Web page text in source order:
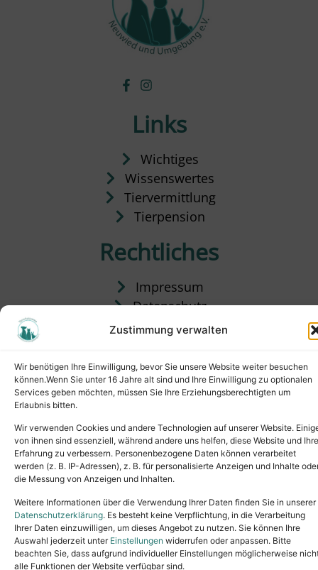
Zustimmung verwalten
Wir benötigen Ihre Einwilligung, bevor Sie unsere Website weiter besuchen
können.Wenn Sie unter 16 Jahre alt sind und Ihre Einwilligung zu optionalen
Services geben möchten, müssen Sie Ihre Erziehungsberechtigten um
Erlaubnis bitten.
Wir verwenden Cookies und andere Technologien auf unserer Website.
von ihnen sind essenziell, während andere uns helfen, diese Website und Ihre
Erfahrung zu verbessern. Personenbezogene Daten können verarbeitet
werden (z. B. IP-Adressen), z. B. für personalisierte Anzeigen und Inhalte
die Messung von Anzeigen und Inhalten.
Weitere Informationen über die Verwendung Ihrer Daten finden Sie in unserer
Datenschutzerklärung. Es besteht keine Verpflichtung, in die Verarbeitung
Ihrer Daten einzuwilligen, um dieses Angebot zu nutzen. Sie können Ihre
Auswahl jederzeit unter Einstellungen widerrufen oder anpassen. Bitte
beachten Sie, dass aufgrund individueller Einstellungen möglicherweise
alle Funktionen der Website verfügbar sind.
Links
Wichtiges
Wissenswertes
Tiervermittlung
Tierpension
Rechtliches
Impressum
Datenschutz
Satzung
Copyright © 2024. All rights reserved.
Tel.: (02631) 55356buero@tierheim-neuwied.de
Ludwigshof 1, 56567 Neuwied